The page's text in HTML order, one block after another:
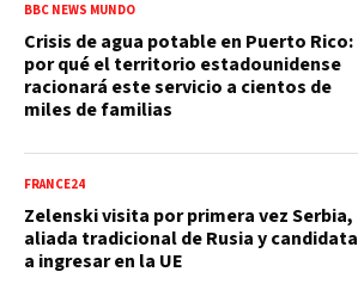
BBC NEWS MUNDO
Crisis de agua potable en Puerto Rico:
por qué el territorio estadounidense
racionará este servicio a cientos de
miles de familias
FRANCE24
Zelenski visita por primera vez Serbia,
aliada tradicional de Rusia y candidata
a ingresar en la UE